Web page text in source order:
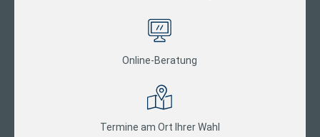
Online-Beratung
Termine am Ort Ihrer Wahl